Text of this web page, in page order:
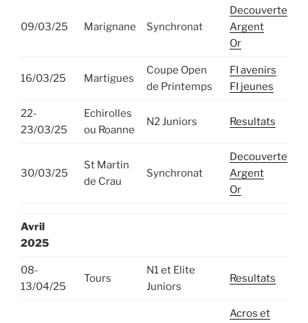
09/03/25 Marignane Synchronat
Decouverte
Argent
Or
16/03/25 Martigues
Coupe Open
de Printemps
FI avenirs
FI jeunes
22-
23/03/25
Echirolles
ou Roanne
N2 Juniors Resultats
30/03/25
St Martin
de Crau
Synchronat
Decouverte
Argent
Or
Avril
2025
08-
13/04/25
Tours
N1 et Elite
Juniors
Resultats
Acros et